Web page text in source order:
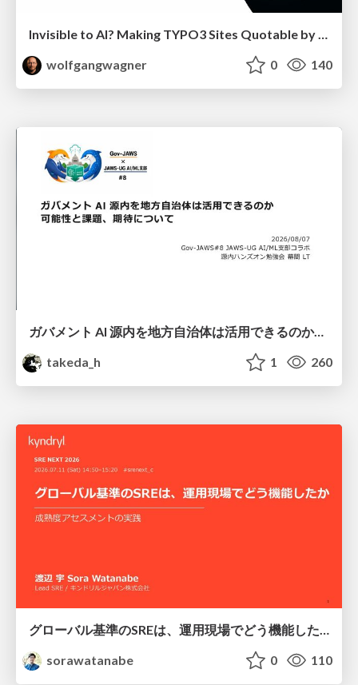
Invisible to AI? Making TYPO3 Sites Quotable by AI Search Systems
wolfgangwagner
0 140
ガバメント AI 源内を地方自治体は活用できるのか 可能性と課題、期待について
takeda_h
1 260
sorawatanabe
0 110